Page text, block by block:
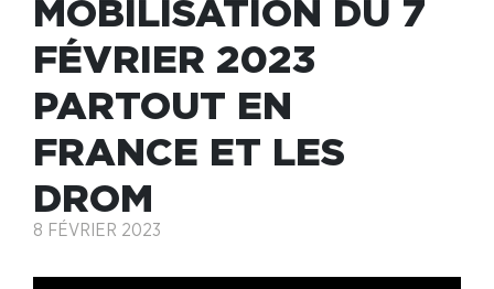
MOBILISATION DU 7
FÉVRIER 2023
PARTOUT EN
FRANCE ET LES
DROM
8 FÉVRIER 2023